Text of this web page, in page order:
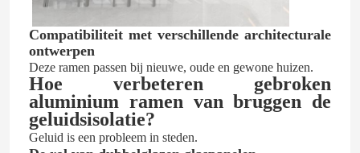
Compatibiliteit met verschillende architecturale
ontwerpen
Deze ramen passen bij nieuwe, oude en gewone huizen.
Hoe verbeteren gebroken
aluminium ramen van bruggen de
geluidsisolatie?
Geluid is een probleem in steden.